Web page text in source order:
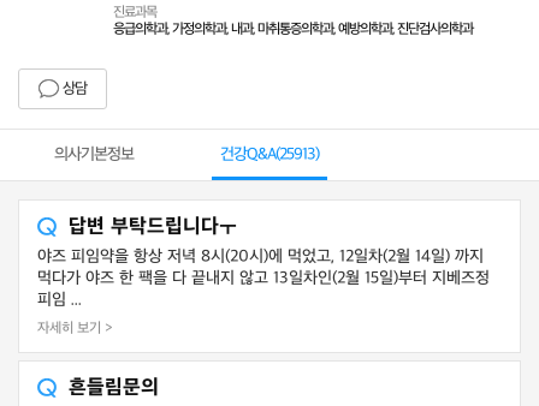
진료과목
응급의학과, 가정의학과, 내과, 마취통증의학과, 예방의학과, 진단검사의학과
상담
의사기본정보 건강Q&A(25913)
답변 부탁드립니다ㅜ
야즈 피임약을 항상 저녁 8시(20시)에 먹었고, 12일차(2월 14일) 까지
먹다가 야즈 한 팩을 다 끝내지 않고 13일차인(2월 15일)부터 지베즈정
피임 ...
자세히 보기 >
흔들림문의